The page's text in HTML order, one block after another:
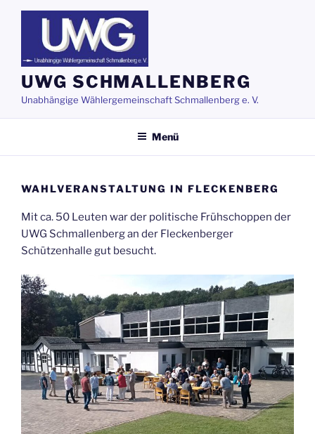
Zum
springen
UWG SCHMALLENBERG
Unabhängige Wählergemeinschaft Schmallenberg e. V.
Menü
WAHLVERANSTALTUNG IN FLECKENBERG
Mit ca. 50 Leuten war der politische Frühschoppen der
UWG Schmallenberg an der Fleckenberger
Schützenhalle gut besucht.